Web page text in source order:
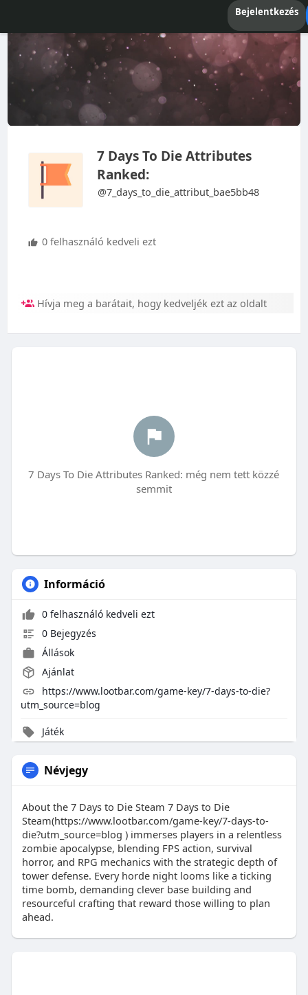
Bejelentkezés
7 Days To Die Attributes
Ranked:
@7_days_to_die_attribut_bae5bb48
0 felhasználó kedveli ezt
Hívja meg a barátait, hogy kedveljék ezt az oldalt
7 Days To Die Attributes Ranked: még nem tett közzé
semmit
Információ
0 felhasználó kedveli ezt
0 Bejegyzés
Állások
Ajánlat
https://www.lootbar.com/game-key/7-days-to-die?
utm_source=blog
Játék
Névjegy
About the 7 Days to Die Steam 7 Days to Die
Steam(https://www.lootbar.com/game-key/7-days-to-
die?utm_source=blog ) immerses players in a relentless
zombie apocalypse, blending FPS action, survival
horror, and RPG mechanics with the strategic depth of
tower defense. Every horde night looms like a ticking
time bomb, demanding clever base building and
resourceful crafting that reward those willing to plan
ahead.